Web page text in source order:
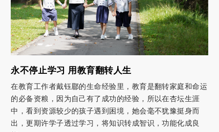
永不停止学习 用教育翻转人生
在教育工作者戴钰郿的生命经验里，教育是翻转家庭和命运
的必备资粮，因为自己有了成功的经验，所以在杏坛生涯
中，看到资源较少的孩子遇到困境，她会毫不犹豫挺身而
出，更期许学子透过学习，将知识转成智识，功能化成良